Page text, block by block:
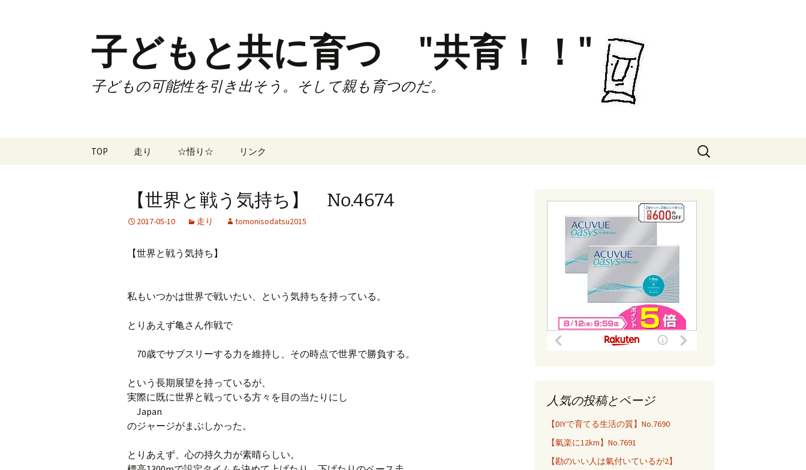
子どもと共に育つ "共育！！"
子どもの可能性を引き出そう。そして親も育つのだ。
TOP 走り
試合
☆悟り☆ リンク
旧ブログ(楽天日誌)
検
索:
【世界と戦う気持ち】 No.4674
2017-05-10 走り tomonisodatsu2015
【世界と戦う気持ち】
私もいつかは世界で戦いたい、という気持ちを持っている。
とりあえず亀さん作戦で
70歳でサブスリーする力を維持し、その時点で世界で勝負する。
という長期展望を持っているが、
実際に既に世界と戦っている方々を目の当たりにし
Japan
のジャージがまぶしかった。
とりあえず、心の持久力が素晴らしい。
人気の投稿とページ
【DIYで育てる生活の質】No.7690
【氣楽に12km】No.7691
【勘のいい人は氣付いているが2】